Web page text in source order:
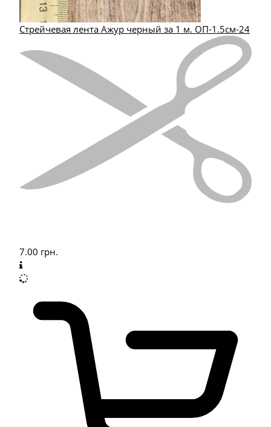
Стрейчевая лента Ажур черный за 1 м. ОП-1.5см-24
7.00 грн.